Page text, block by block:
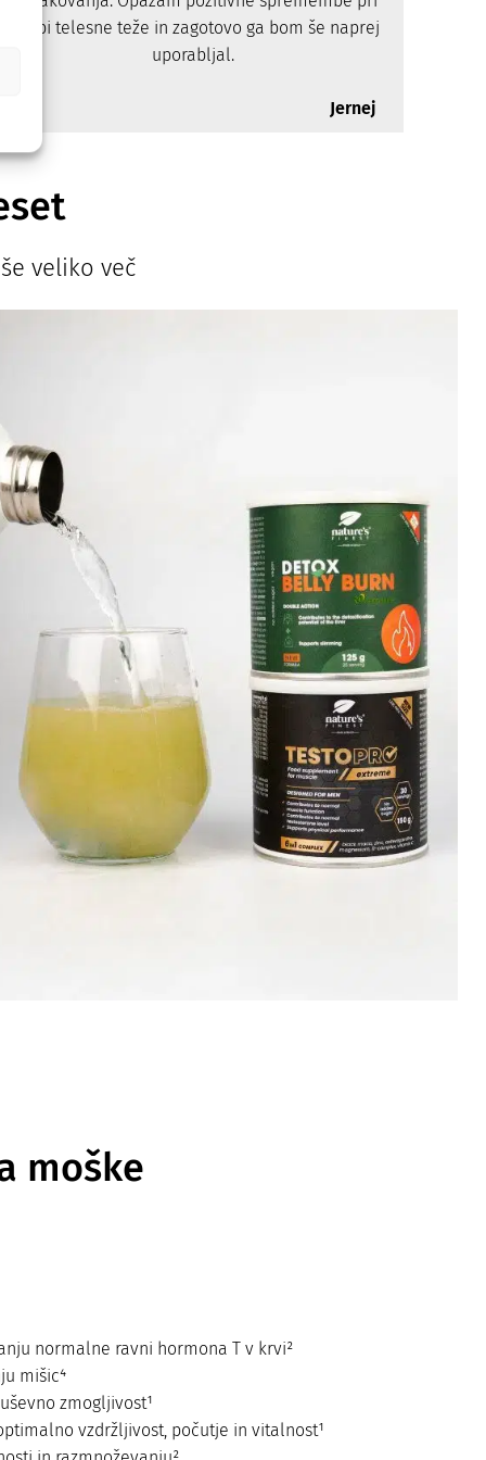
izgubi telesne teže in zagotovo ga bom še naprej
uporabljal.
Jernej
veliko več
moške
normalne ravni hormona T v krvi²
mišic⁴
zmogljivost¹
vzdržljivost, počutje in vitalnost¹